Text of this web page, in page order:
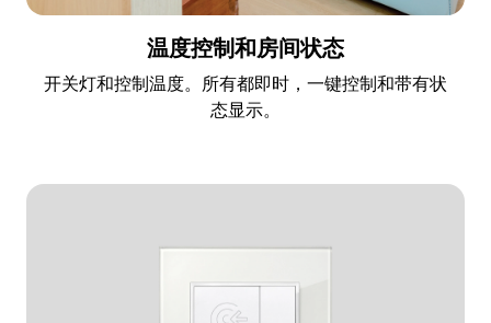
温度控制和房间状态
开关灯和控制温度。所有都即时，一键控制和带有状
态显示。